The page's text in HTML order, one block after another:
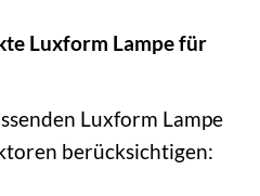
Luxform Lampe für
Luxform Lampe
berücksichtigen: